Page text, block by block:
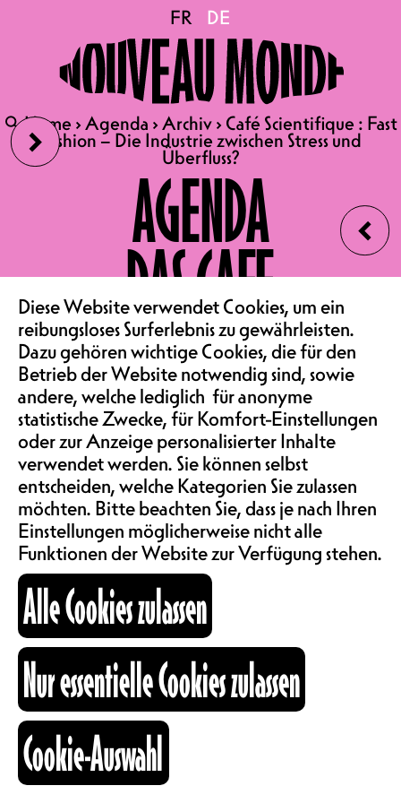
›
‹
FR DE
🔍Home›Agenda ›Archiv› Café Scientifique : Fast
Fashion – Die Industrie zwischen Stress und
Überfluss?
AGENDA
DAS CAFE
VEREIN & COMMUNITY
SAALMIETE
ABOS & TARIFE
INFORMATIONEN
KARTOGRAPHIE
SUCHE
Kulturraum
FR DE
🔍Home›Agenda ›Archiv› Café Scientifique : Fast
Fashion – Die Industrie zwischen Stress und
Überfluss?
Café Scientifique : Fast
Fashion – Die Industrie
zwischen Stress und
Überfluss?
18.12.2024
CAFÉ SCIENTIFIQUE : FAST
FASHION – DIE INDUSTRIE
ZWISCHEN STRESS UND
ÜBERFLUSS?
KONFERENZ |
KONZERTSAAL
EINTRITT FREI | IN
DEUTSCHER SPRACHE
Ihr Kleiderschrank platzt aus allen
Nähten, und doch verspüren Sie den
Drang, immer mehr zu kaufen? Die
grossen Namen der Fast-Fashion-
Industrie produzieren ständig neue
Kollektionen und wissen genau, wie
sie die Marketingfäden ziehen
müssen, um bei Modefans den
Kaufrausch zu entfachen. Diese
Branche ist eine enorme
Umweltbelastung: In Europa
Diese Website verwendet Cookies, um ein
reibungsloses Surferlebnis zu gewährleisten.
Dazu gehören wichtige Cookies, die für den
Betrieb der Website notwendig sind, sowie
andere, welche lediglich für anonyme
statistische Zwecke, für Komfort-Einstellungen
oder zur Anzeige personalisierter Inhalte
verwendet werden. Sie können selbst
entscheiden, welche Kategorien Sie zulassen
möchten. Bitte beachten Sie, dass je nach Ihren
Einstellungen möglicherweise nicht alle
Funktionen der Website zur Verfügung stehen.
Alle Cookies zulassen
Nur essentielle Cookies zulassen
Cookie-Auswahl